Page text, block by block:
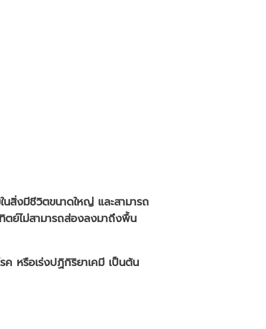
สิ่งมีชีวิตขนาดใหญ่ และสามารถ
ตย์ไม่สามารถส่องลงมาถึงพื้น
หรือเร่งปฏิกิริยาเคมี เป็นต้น